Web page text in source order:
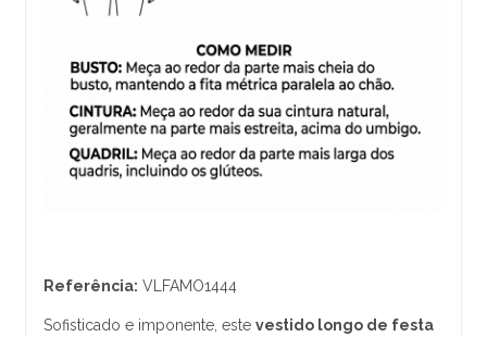
Referência: VLFAMO1444
Sofisticado e imponente, este vestido longo de festa